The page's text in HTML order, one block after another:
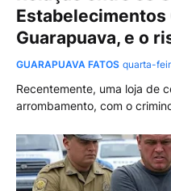
Estabelecimentos
Guarapuava, e o
GUARAPUAVA FATOS quarta-
Recentemente, uma loja de
arrombamento, com o